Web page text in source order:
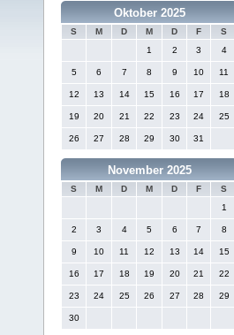
Oktober 2025
S M D M D F
S
1
2 3 4
5 6 7 8 9 10 11
12 13 14 15 16 17 18
19 20 21 22 23 24 25
26 27 28 29 30 31
November 2025
S M D M D F
S
1
2 3 4 5 6 7 8
9 10 11 12 13 14 15
16 17 18 19 20 21 22
23 24 25 26 27 28 29
30